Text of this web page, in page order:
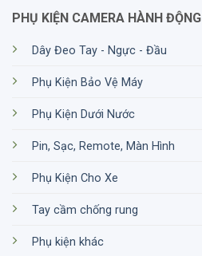
PHỤ KIỆN CAMERA HÀNH ĐỘNG
Dây Đeo Tay - Ngực - Đầu
Phụ Kiện Bảo Vệ Máy
Phụ Kiện Dưới Nước
Pin, Sạc, Remote, Màn Hình
Phụ Kiện Cho Xe
Tay cầm chống rung
Phụ kiện khác